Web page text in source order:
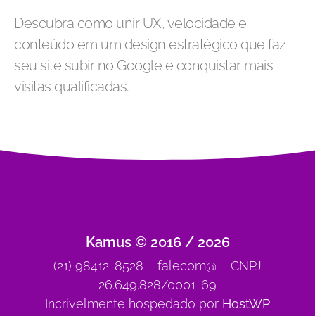
Descubra como unir UX, velocidade e
conteúdo em um design estratégico que faz
seu site subir no Google e conquistar mais
visitas qualificadas.
Kamus © 2016 / 2026
(21) 98412-8528 – falecom@ – CNPJ
26.649.828/0001-69
Incrivelmente hospedado por HostWP